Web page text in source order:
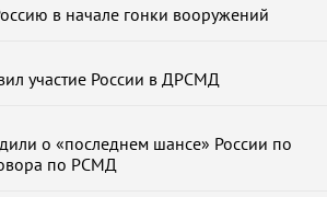
в начале гонки вооружений
участие России в ДРСМД
о «последнем шансе» России по
по РСМД